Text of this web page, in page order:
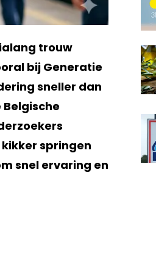
trouw
bij Generatie
sneller dan
springen
snel ervaring en